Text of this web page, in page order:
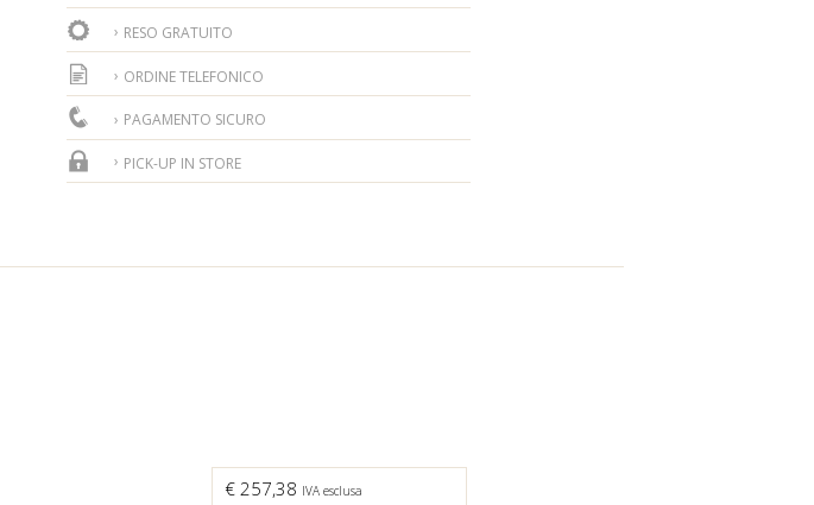
RESO GRATUITO
ORDINE TELEFONICO
PAGAMENTO SICURO
PICK-UP IN STORE
€ 257,38 IVA esclusa